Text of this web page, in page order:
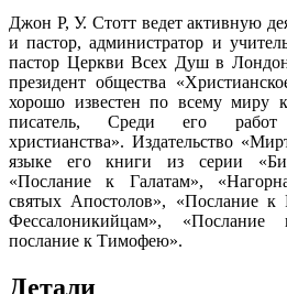
Джон Р, У. Стотт ведет активную
и пастор, администратор и
пастор Церкви Всех Душ в
президент об­щества
хорошо известен по всему миру
писатель, Среди его работ
христианства». Издательство
языке его книги из серии
«Послание к Галатам»,
святых Апос­толов», «Послание
Фессалоникийцам»,
послание к Тимофею».
Детали